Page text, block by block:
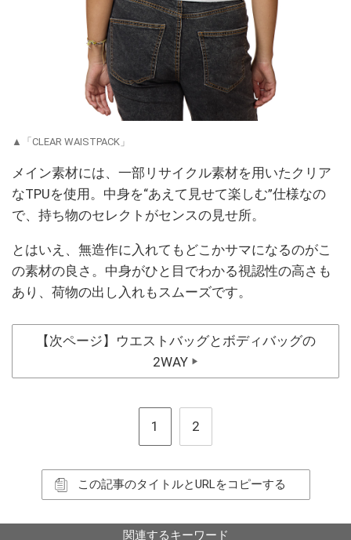
▲「CLEAR WAISTPACK」
メイン素材には、一部リサイクル素材を用いたクリア
なTPUを使用。中身を“あえて見せて楽しむ”仕様なの
で、持ち物のセレクトがセンスの見せ所。
とはいえ、無造作に入れてもどこかサマになるのがこ
の素材の良さ。中身がひと目でわかる視認性の高さも
あり、荷物の出し入れもスムーズです。
【次ページ】ウエストバッグとボディバッグの
2WAY ▶
1 2
この記事のタイトルとURLをコピーする
関連するキーワード